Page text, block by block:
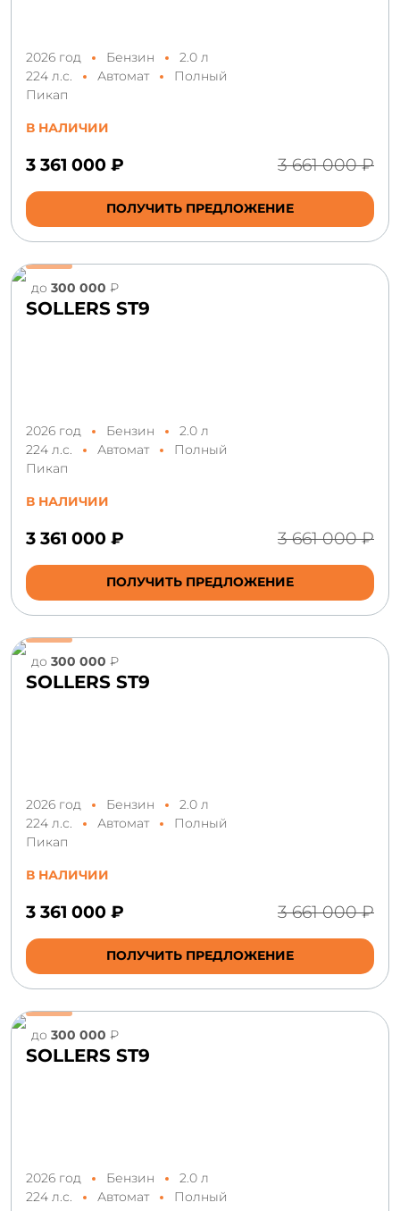
2026 год Бензин
2.0 л
224 л.с.
Автомат
Полный
Пикап
В НАЛИЧИИ
3 361 000 ₽ 3 661 000 ₽
ПОЛУЧИТЬ ПРЕДЛОЖЕНИЕ
до 300 000 ₽
SOLLERS ST9
2026 год Бензин
2.0 л
224 л.с.
Автомат
Полный
Пикап
В НАЛИЧИИ
3 361 000 ₽ 3 661 000 ₽
ПОЛУЧИТЬ ПРЕДЛОЖЕНИЕ
до 300 000 ₽
SOLLERS ST9
2026 год Бензин
2.0 л
224 л.с.
Автомат
Полный
Пикап
В НАЛИЧИИ
3 361 000 ₽ 3 661 000 ₽
ПОЛУЧИТЬ ПРЕДЛОЖЕНИЕ
до 300 000 ₽
SOLLERS ST9
2026 год Бензин
2.0 л
224 л.с.
Автомат
Полный